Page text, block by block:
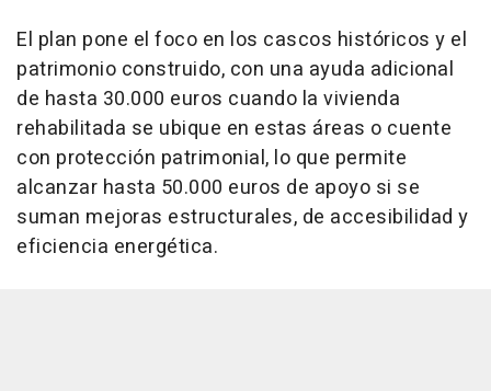
El plan pone el foco en los cascos históricos y el
patrimonio construido, con una ayuda adicional
de hasta 30.000 euros cuando la vivienda
rehabilitada se ubique en estas áreas o cuente
con protección patrimonial, lo que permite
alcanzar hasta 50.000 euros de apoyo si se
suman mejoras estructurales, de accesibilidad y
eficiencia energética.